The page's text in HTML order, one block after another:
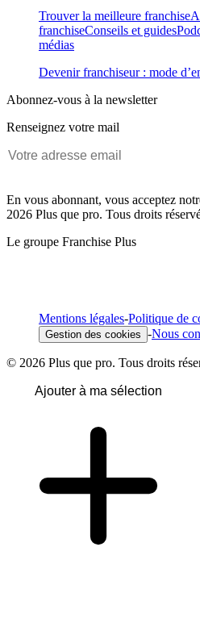
Trouver la meilleure franchise
franchiseConseils et guides
médias
Devenir franchiseur : mode
Abonnez-vous à la newsletter
Renseignez votre mail
En vous abonnant, vous acceptez
2026 Plus que pro. Tous droits
Le groupe Franchise Plus
Mentions légales-Politique de
Gestion des cookies -Nous
© 2026 Plus que pro. Tous droits
Ajouter à ma sélection